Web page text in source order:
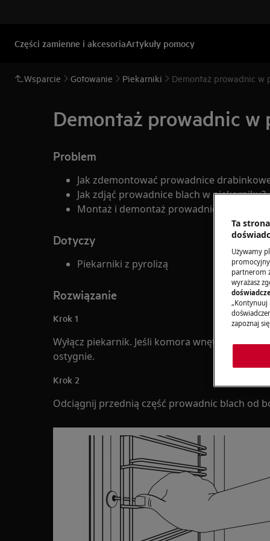
Części zamienne i akcesoriaArtykuły pomocy
Wsparcie Gotowanie Piekarniki Demontaż prowadnic w
Demontaż prowadnic
Problem
Jak zdemontować prowadnice
Jak zdjąć prowadnice blach w piekarniku?
Montaż i demontaż prowadnic w
Dotyczy
Piekarniki z pyrolizą
Rozwiązanie
Krok 1
Wyłącz piekarnik. Jeśli komora wnętrza
ostygnie.
Krok 2
Odciągnij przednią część prowadnic blach od
Ta
Używamy
partnerom
wyrażasz
„Kontynuuj
zapoznaj